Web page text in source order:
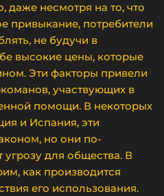
даже несмотря на то, что
привыкание, потребители
не будучи в
высокие цены, которые
Эти факторы привели
участвующих в
помощи. В некоторых
и Испания, эти
но они по-
для общества. В
как производится
его использования.